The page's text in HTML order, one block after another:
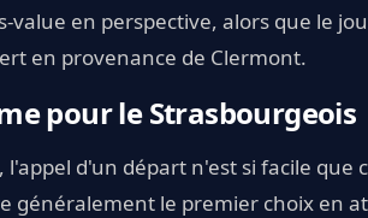
value en perspective, alors que le
en provenance de Clermont.
pour le Strasbourgeois
l'appel d'un départ n'est si facile que
généralement le premier choix en